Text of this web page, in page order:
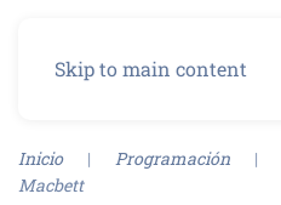
Skip to main content
Inicio Programación
Macbett